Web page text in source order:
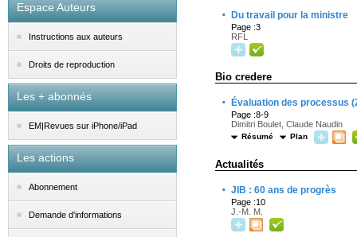
Espace Auteurs
Instructions aux auteurs
Droits de reproduction
Les + abonnés
EM|Revues sur iPhone/iPad
Les actions
Abonnement
Demande d'informations
· Du travail pour la ministre
Page :3
RFL
Bio credere
· Évaluation des processus
Page :8-9
Dimitri Boulet, Claude Naudin
Résumé Plan
Actualités
· JIB : 60 ans de progrès
Page :10
J.-M. M.